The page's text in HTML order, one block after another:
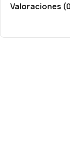
Valoraciones